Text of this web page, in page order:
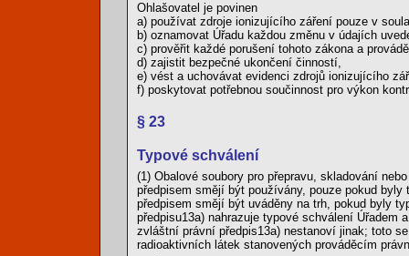
Ohlašovatel je povinen
a) používat zdroje ionizujícího záření pouze v
b) oznamovat Úřadu každou změnu v údajích
c) prověřit každé porušení tohoto zákona a
d) zajistit bezpečné ukončení činností,
e) vést a uchovávat evidenci zdrojů ionizujícího
f) poskytovat potřebnou součinnost pro výkon
§ 23
Typové schválení
(1) Obalové soubory pro přepravu, skladování
předpisem smějí být používány, pouze pokud
předpisem smějí být uváděny na trh, pokud byly
předpisu13a) nahrazuje typové schválení
zvláštní právní předpis13a) nestanoví jinak; toto
radioaktivních látek stanovených prováděcím